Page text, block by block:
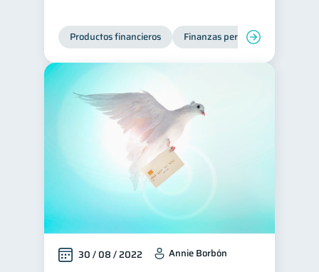
Productos financieros Finanzas personales
30 / 08 / 2022 Annie Borbón